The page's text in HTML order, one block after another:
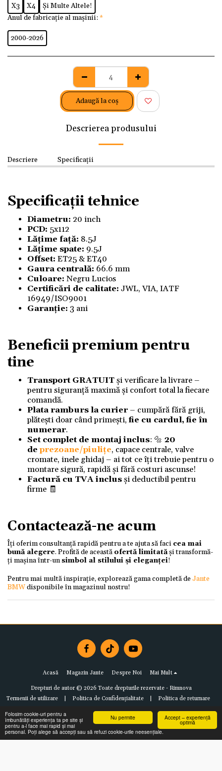
Accept – experiență
optimă
Nu permite
Folosim cookie-uri pentru a
îmbunătăți experiența ta pe site și
pentru a-l face mai rapid și mai
personal. Poți alege să accepți sau să refuzi cookie-urile neesențiale.
X3
X4
Și Multe Altele!
Anul de fabricație al mașinii: *
2000-2026
Adaugă la coş
Descrierea produsului
Descriere Specificații
Specificații tehnice
Diametru: 20 inch
PCD: 5x112
Lățime față: 8.5J
Lățime spate: 9.5J
Offset: ET25 & ET40
Gaura centrală: 66.6 mm
Culoare: Negru Lucios
Certificări de calitate: JWL, VIA, IATF
16949/ISO9001
Garanție: 3 ani
Beneficii premium pentru
tine
Transport GRATUITși verificare la livrare –
pentru siguranță maximă și confort total la fiecare
comandă.
Plata ramburs la curier– cumpără fără griji,
plătești doar când primești,fie cu cardul, fie în
numerar.
Set complet de montaj inclus: 🔩 20
deprezoane/piulițe, capace centrale, valve
cromate, inele ghidaj – ai tot ce îți trebuie pentru o
montare sigură, rapidă și fără costuri ascunse!
Factură cu TVA inclusși deductibil pentru
firme 🧾
Contactează-ne acum
Îți oferim consultanță rapidă pentru a te ajuta să faci cea mai
bună alegere. Profită de această ofertă limitatăși transformă-
ți mașina într-unsimbol al stilului și eleganței!
Pentru mai multă inspirație, explorează gama completă deJante
BMWdisponibile în magazinul nostru!
Acasă Magazin Jante Despre Noi Mai Mult
Drepturi de autor © 2026 Toate drepturile rezervate - Rimnova
Termenii de utilizare| Politica de Confidențialitate| Politica de returnare